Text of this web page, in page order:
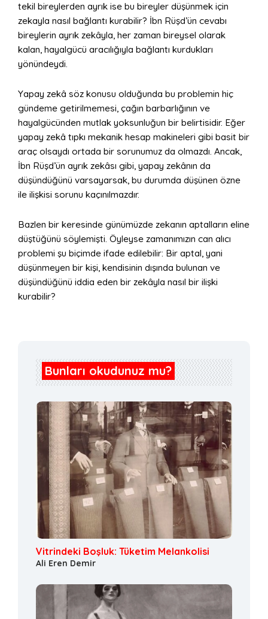
tekil bireylerden ayrık ise bu bireyler düşünmek için
zekayla nasıl bağlantı kurabilir? İbn Rüşd’ün cevabı
bireylerin ayrık zekâyla, her zaman bireysel olarak
kalan, hayalgücü aracılığıyla bağlantı kurdukları
yönündeydi.
Yapay zekâ söz konusu olduğunda bu problemin hiç
gündeme getirilmemesi, çağın barbarlığının ve
hayalgücünden mutlak yoksunluğun bir belirtisidir. Eğer
yapay zekâ tıpkı mekanik hesap makineleri gibi basit bir
araç olsaydı ortada bir sorunumuz da olmazdı. Ancak,
İbn Rüşd’ün ayrık zekâsı gibi, yapay zekânın da
düşündüğünü varsayarsak, bu durumda düşünen özne
ile ilişkisi sorunu kaçınılmazdır.
Bazlen bir keresinde günümüzde zekanın aptalların eline
düştüğünü söylemişti. Öyleyse zamanımızın can alıcı
problemi şu biçimde ifade edilebilir: Bir aptal, yani
düşünmeyen bir kişi, kendisinin dışında bulunan ve
düşündüğünü iddia eden bir zekâyla nasıl bir ilişki
kurabilir?
Bunları okudunuz mu?
Vitrindeki Boşluk: Tüketim Melankolisi
Ali Eren Demir